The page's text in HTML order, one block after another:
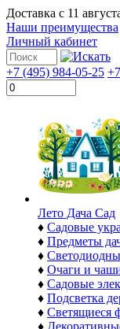
Доставка с 11
Наши преимущества
Личный кабинет
+7 (495) 984-05-25
Лето Дача Сад
♦ Садовые
♦ Предметы
♦
♦ Очаги и
♦ Садовые
♦ Подсветка
♦ Светящиеся
♦